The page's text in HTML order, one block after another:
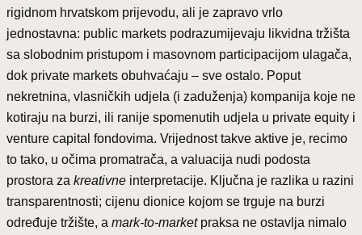
rigidnom hrvatskom prijevodu, ali je zapravo vrlo
jednostavna: public markets podrazumijevaju likvidna tržišta
sa slobodnim pristupom i masovnom participacijom ulagača,
dok private markets obuhvaćaju – sve ostalo. Poput
nekretnina, vlasničkih udjela (i zaduženja) kompanija koje ne
kotiraju na burzi, ili ranije spomenutih udjela u private equity i
venture capital fondovima. Vrijednost takve aktive je, recimo
to tako, u očima promatrača, a valuacija nudi podosta
prostora za kreativne interpretacije. Ključna je razlika u razini
transparentnosti; cijenu dionice kojom se trguje na burzi
određuje tržište, a mark-to-marketpraksa ne ostavlja nimalo